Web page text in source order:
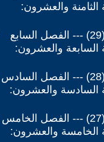
والعشرون:
كتاب شمس الرجاء (29) --- الفصل السابع
والعشرون:
كتاب شمس الرجاء (28) --- الفصل السادس
السادسة والعشرون:
كتاب شمس الرجاء (27) --- الفصل الخامس
الخامسة والعشرون: